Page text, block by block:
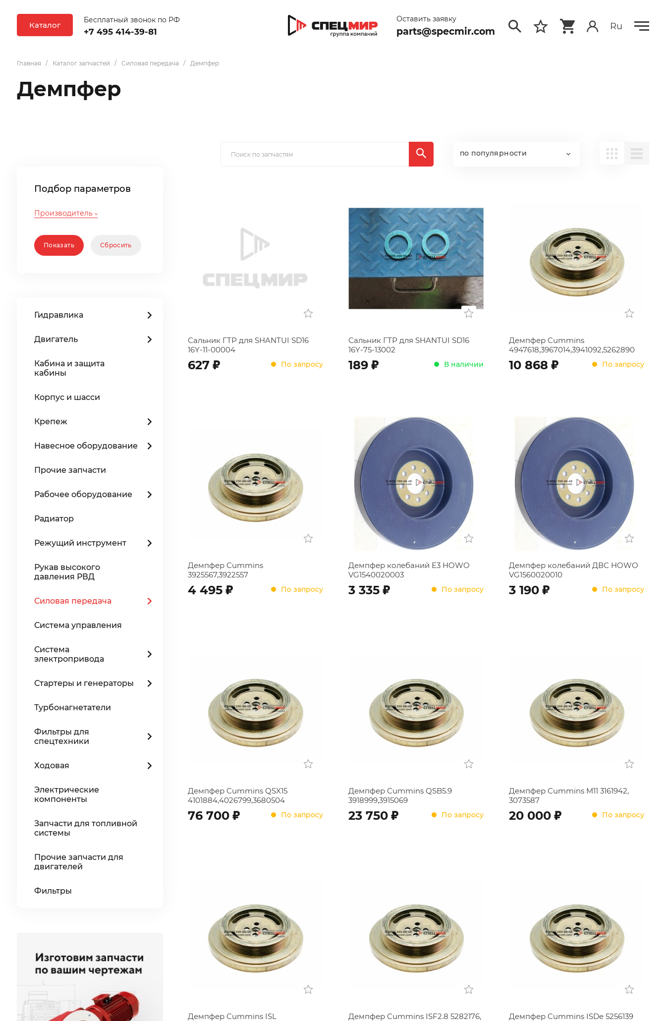
Каталог
Бесплатный звонок по РФ
+7 495 414-39-81
Оставить заявку
parts@specmir.com Ru
Главная Каталог запчастей Силовая передача Демпфер
Демпфер
по популярности
Подбор параметров
Производитель
Гидравлика
Двигатель
Кабина и защита
кабины
Корпус и шасси
Крепеж
Навесное оборудование
Прочие запчасти
Рабочее оборудование
Радиатор
Режущий инструмент
Рукав высокого
давления РВД
Силовая передача
Система управления
Система
электропривода
Стартеры и генераторы
Турбонагнетатели
Фильтры для
спецтехники
Ходовая
Электрические
компоненты
Запчасти для топливной
системы
Прочие запчасти для
двигателей
Фильтры
Сальник ГТР для SHANTUI SD16
16Y-11-00004
627 ; По запросу
Сальник ГТР для SHANTUI SD16
16Y-75-13002
189 ; В наличии
Демпфер Cummins
4947618,3967014,3941092,5262890
10 868 ; По запросу
Демпфер Cummins
3925567,3922557
4 495 ; По запросу
Демпфер колебаний Е3 HOWO
VG1540020003
3 335 ; По запросу
Демпфер колебаний ДВС HOWO
VG1560020010
3 190 ; По запросу
Демпфер Cummins QSX15
4101884,4026799,3680504
76 700 ; По запросу
Демпфер Cummins QSB5.9
3918999,3915069
23 750 ; По запросу
Демпфер Cummins M11 3161942,
3073587
20 000 ; По запросу
Демпфер Cummins ISL
Демпфер Cummins ISF2.8 5282176,
Демпфер Cummins ISDe 5256139